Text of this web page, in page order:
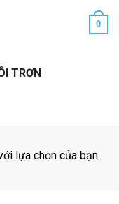
0
TRƠN
lựa chọn của bạn.